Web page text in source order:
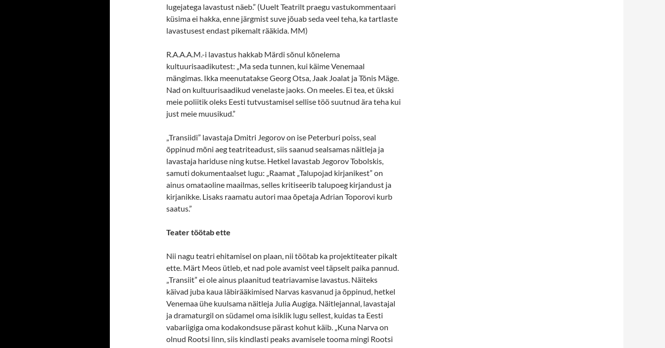
lugejatega lavastust näeb.” (Uuelt Teatrilt praegu vastukommentaari
küsima ei hakka, enne järgmist suve jõuab seda veel teha, ka tartlaste
lavastusest endast pikemalt rääkida. MM)
R.A.A.A.M.-i lavastus hakkab Märdi sõnul kõnelema
kultuurisaadikutest: „Ma seda tunnen, kui käime Venemaal
mängimas. Ikka meenutatakse Georg Otsa, Jaak Joalat ja Tõnis Mäge.
Nad on kultuurisaadikud venelaste jaoks. On meeles. Ei tea, et ükski
meie poliitik oleks Eesti tutvustamisel sellise töö suutnud ära teha kui
just meie muusikud.”
„Transiidi” lavastaja Dmitri Jegorov on ise Peterburi poiss, seal
õppinud mõni aeg teatriteadust, siis saanud sealsamas näitleja ja
lavastaja hariduse ning kutse. Hetkel lavastab Jegorov Tobolskis,
samuti dokumentaalset lugu: „Raamat „Talupojad kirjanikest” on
ainus omataoline maailmas, selles kritiseerib talupoeg kirjandust ja
kirjanikke. Lisaks raamatu autori maa õpetaja Adrian Toporovi kurb
saatus.”
Teater töötab ette
Nii nagu teatri ehitamisel on plaan, nii töötab ka projektiteater pikalt
ette. Märt Meos ütleb, et nad pole avamist veel täpselt paika pannud.
„Transiit” ei ole ainus plaanitud teatriavamise lavastus. Näiteks
käivad juba kaua läbirääkimised Narvas kasvanud ja õppinud, hetkel
Venemaa ühe kuulsama näitleja Julia Augiga. Näitlejannal, lavastajal
ja dramaturgil on südamel oma isiklik lugu sellest, kuidas ta Eesti
vabariigiga oma kodakondsuse pärast kohut käib. „Kuna Narva on
olnud Rootsi linn, siis kindlasti peaks avamisele tooma mingi Rootsi